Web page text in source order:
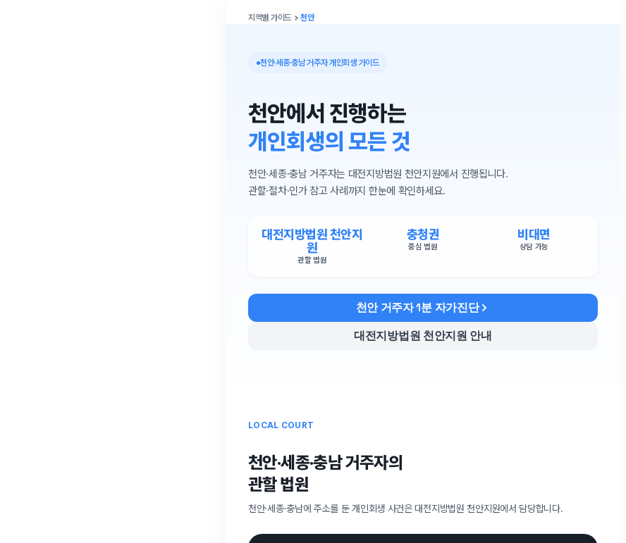
지역별 가이드 천안
천안·세종·충남 거주자 개인회생 가이드
천안에서 진행하는
개인회생의 모든 것
천안·세종·충남 거주자는 대전지방법원 천안지원에서 진행됩니다.
관할·절차·인가 참고 사례까지 한눈에 확인하세요.
대전지방법원 천안지
원
관할 법원
충청권
중심 법원
비대면
상담 가능
천안 거주자 1분 자가진단
대전지방법원 천안지원 안내
LOCAL COURT
천안·세종·충남 거주자의
관할 법원
천안·세종·충남에 주소를 둔 개인회생 사건은 대전지방법원 천안지원에서 담당합니다.